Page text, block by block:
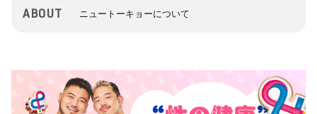
ABOUT ニュートーキョーについて